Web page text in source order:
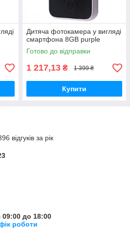
Дитяча фотокамера у вигляді
смартфона 8GB purple
Готово до відправки
1 217,13 ₴ 1 399 ₴
Купити
відгуків за рік
09:00 до 18:00
роботи